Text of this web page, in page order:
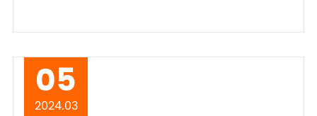
05
2024.03